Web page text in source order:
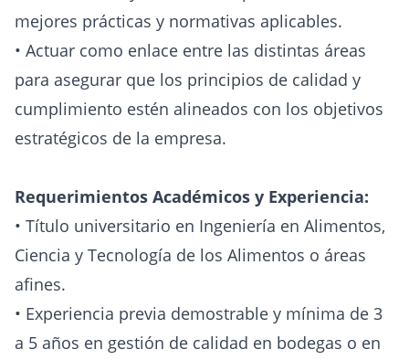
mejores prácticas y normativas aplicables.
• Actuar como enlace entre las distintas áreas
para asegurar que los principios de calidad y
cumplimiento estén alineados con los objetivos
estratégicos de la empresa.
Requerimientos Académicos y Experiencia:
• Título universitario en Ingeniería en Alimentos,
Ciencia y Tecnología de los Alimentos o áreas
afines.
• Experiencia previa demostrable y mínima de 3
a 5 años en gestión de calidad en bodegas o en